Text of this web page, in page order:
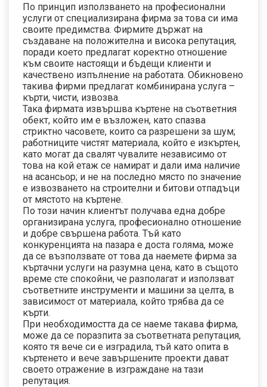
По принцип използването на професионални
услуги от специализирана фирма за това си има
своите предимства. Фирмите държат на
създаване на положителна и висока репутация,
поради което предлагат коректно отношение
към своите настоящи и бъдещи клиенти и
качествено изпълнение на работата. Обикновено
такива фирми предлагат комбинирана услуга –
кърти, чисти, извозва.
Така фирмата извършва къртене на съответния
обект, който им е възложен, като спазва
стриктно часовете, които са разрешени за шум;
работниците чистят материала, който е изкъртен,
като могат да свалят чувалите независимо от
това на кой етаж се намират и дали има наличие
на асансьор; и не на последно място по значение
е извозването на строителни и битови отпадъци
от мястото на къртене.
По този начин клиентът получава една добре
организирана услуга, професионално отношение
и добре свършена работа. Тъй като
конкуренцията на пазара е доста голяма, може
да се възползвате от това да наемете фирма за
къртачни услуги на разумна цена, като в същото
време сте спокойни, че разполагат и използват
съответните инструменти и машини за целта, в
зависимост от материала, който трябва да се
кърти.
При необходимостта да се наеме такава фирма,
може да се поразпита за съответната репутация,
която тя вече си е изградила, тъй като опита в
къртенето и вече завършените проекти дават
своето отражение в изграждане на тази
репутация.